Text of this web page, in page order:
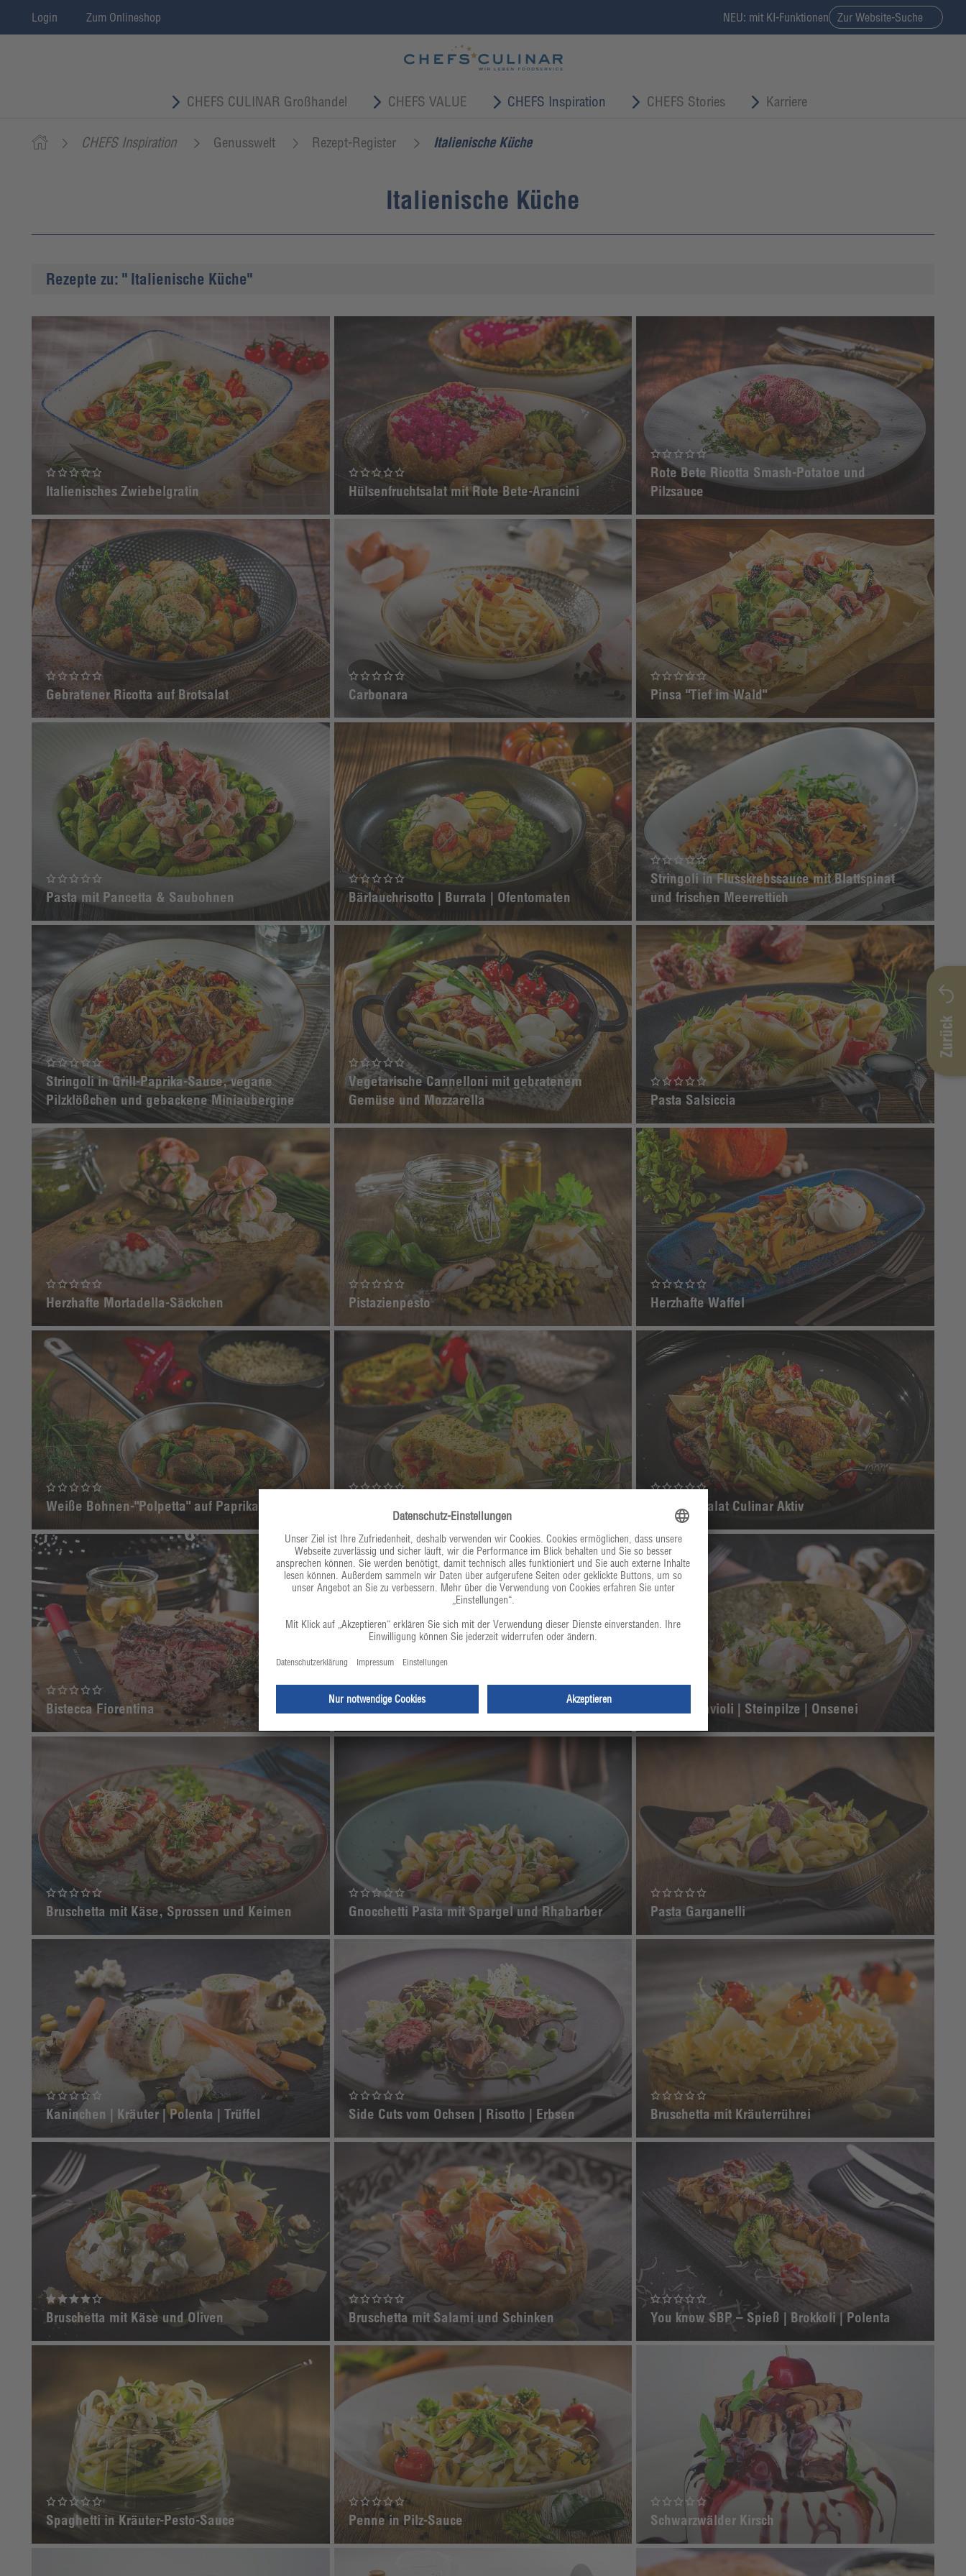
Login Zum Onlineshop NEU: mit KI-Funktionen Zur Website-Suche
CHEFS CULINAR Großhandel CHEFS VALUE CHEFS Inspiration CHEFS Stories Karriere
CHEFS Inspiration Genusswelt Rezept-Register Italienische Küche
Italienische Küche
Rezepte zu: " Italienische Küche"
Italienisches Zwiebelgratin Hülsenfruchtsalat mit Rote Bete-Arancini
Rote Bete Ricotta Smash-Potatoe und
Pilzsauce
Gebratener Ricotta auf Brotsalat Carbonara Pinsa "Tief im Wald"
Pasta mit Pancetta & Saubohnen Bärlauchrisotto | Burrata | Ofentomaten
Stringoli in Flusskrebssauce mit Blattspinat
und frischen Meerrettich
Stringoli in Grill-Paprika-Sauce, vegane
Pilzklößchen und gebackene Miniaubergine
Vegetarische Cannelloni mit gebratenem
Gemüse und Mozzarella
Pasta Salsiccia
Herzhafte Mortadella-Säckchen Pistazienpesto Herzhafte Waffel
Weiße Bohnen-"Polpetta" auf Paprikasauce Caesars Salat Culinar Aktiv
Bistecca Fiorentina Rindercarpaccio | Grana Padano | Meerretich Ricotta-Ravioli | Steinpilze | Onsenei
Bruschetta mit Käse, Sprossen und Keimen Gnocchetti Pasta mit Spargel und Rhabarber Pasta Garganelli
Kaninchen | Kräuter | Polenta | Trüffel Side Cuts vom Ochsen | Risotto | Erbsen Bruschetta mit Kräuterrührei
Bruschetta mit Käse und Oliven Bruschetta mit Salami und Schinken You know SBP – Spieß | Brokkoli | Polenta
Spaghetti in Kräuter-Pesto-Sauce Penne in Pilz-Sauce Schwarzwälder Kirsch